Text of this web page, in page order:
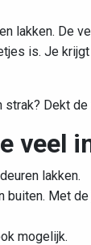
lakken. De
is. Je
strak? Dekt
veel
lakken.
buiten. Met
mogelijk.